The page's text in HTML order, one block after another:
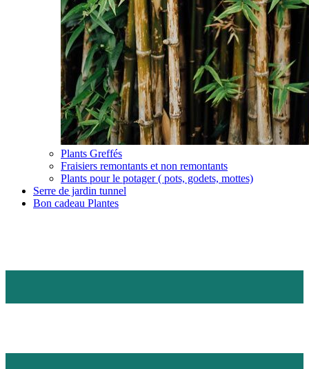
Plants Greffés
Fraisiers remontants et non remontants
Plants pour le potager ( pots, godets, mottes)
Serre de jardin tunnel
Bon cadeau Plantes